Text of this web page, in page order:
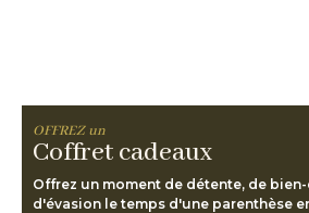
Coffret cadeaux
Offrez un moment de détente, de
d'évasion le temps d'une parenthèse